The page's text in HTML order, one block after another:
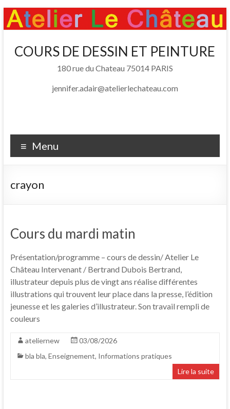
Skip
to
content
Atelier Le Chateau
Cours de dessin et peinture – Paris 14e – 75014
COURS DE DESSIN ET PEINTURE
180 rue du Chateau 75014 PARIS
jennifer.adair@atelierlechateau.com
Menu
crayon
Cours du mardi matin
Présentation/programme – cours de dessin/ Atelier Le
Château Intervenant / Bertrand Dubois Bertrand,
illustrateur depuis plus de vingt ans réalise différentes
illustrations qui trouvent leur place dans la presse, l’édition
jeunesse et les galeries d’illustrateur. Son travail rempli de
couleurs
ateliernew
03/08/2026
bla bla, Enseignement, Informations pratiques
Lire la suite